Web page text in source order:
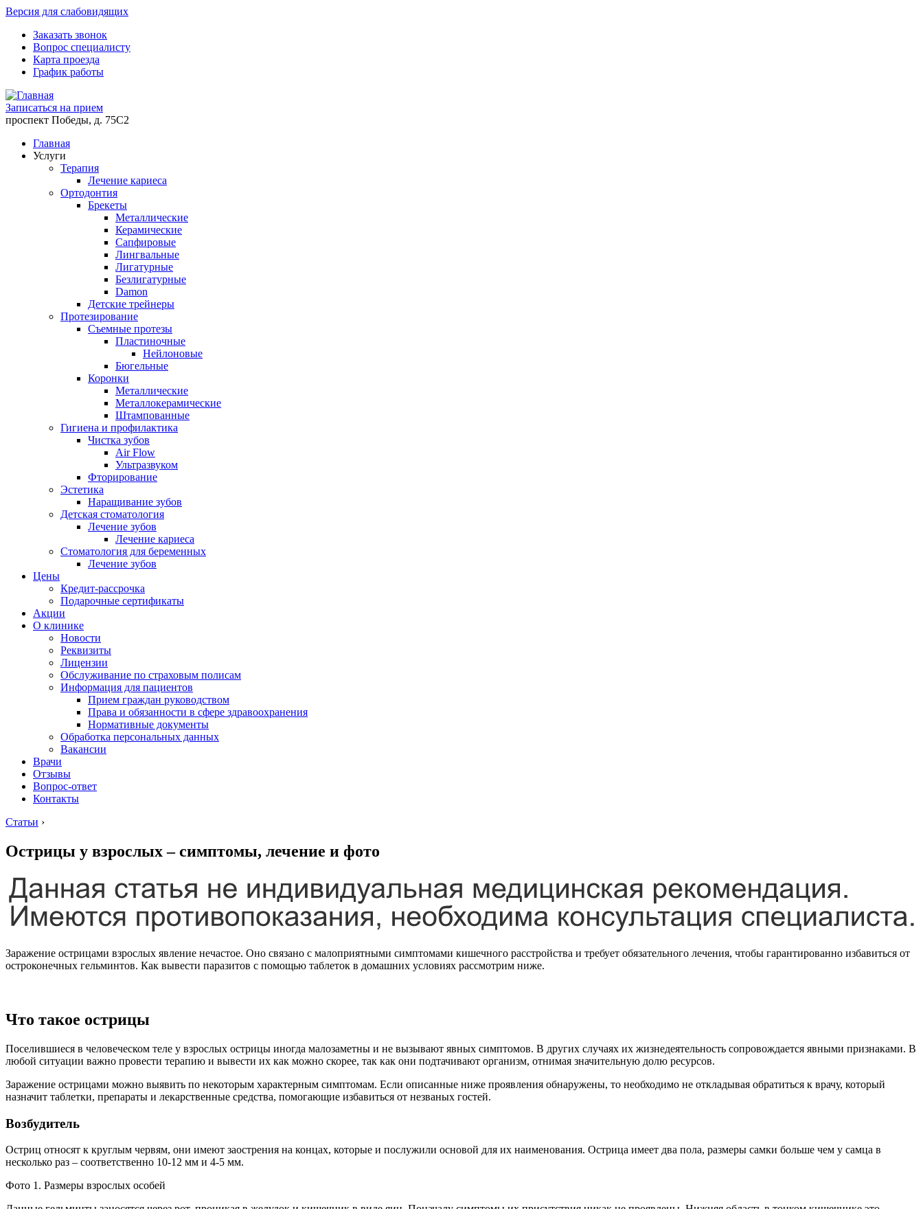
Версия для слабовидящих
Заказать звонок
Вопрос специалисту
Карта проезда
График работы
Записаться на прием
проспект Победы, д. 75C2
Главная
Услуги
Терапия
Лечение кариеса
Ортодонтия
Брекеты
Металлические
Керамические
Cапфировые
Лингвальные
Лигатурные
Безлигатурные
Damon
Детские трейнеры
Протезирование
Съемные протезы
Пластиночные
Нейлоновые
Бюгельные
Коронки
Металлические
Металлокерамические
Штампованные
Гигиена и профилактика
Чистка зубов
Air Flow
Ультразвуком
Фторирование
Эстетика
Наращивание зубов
Детская стоматология
Лечение зубов
Лечение кариеса
Стоматология для беременных
Лечение зубов
Цены
Кредит-рассрочка
Подарочные сертификаты
Акции
О клинике
Новости
Реквизиты
Лицензии
Обслуживание по страховым полисам
Информация для пациентов
Прием граждан руководством
Права и обязанности в сфере здравоохранения
Нормативные документы
Обработка персональных данных
Вакансии
Врачи
Отзывы
Вопрос-ответ
Контакты
Статьи ›
Острицы у взрослых – симптомы, лечение и фото
Заражение острицами взрослых явление нечастое. Оно связано с малоприятными симптомами кишечного расстройства и требует обязательного лечения, чтобы гарантированно избавиться от
остроконечных гельминтов. Как вывести паразитов с помощью таблеток в домашних условиях рассмотрим ниже.
Что такое острицы
Поселившиеся в человеческом теле у взрослых острицы иногда малозаметны и не вызывают явных симптомов. В других случаях их жизнедеятельность сопровождается явными признаками. В
любой ситуации важно провести терапию и вывести их как можно скорее, так как они подтачивают организм, отнимая значительную долю ресурсов.
Заражение острицами можно выявить по некоторым характерным симптомам. Если описанные ниже проявления обнаружены, то необходимо не откладывая обратиться к врачу, который
назначит таблетки, препараты и лекарственные средства, помогающие избавиться от незваных гостей.
Возбудитель
Остриц относят к круглым червям, они имеют заострения на концах, которые и послужили основой для их наименования. Острица имеет два пола, размеры самки больше чем у самца в
несколько раз – соответственно 10-12 мм и 4-5 мм.
Фото 1. Размеры взрослых особей